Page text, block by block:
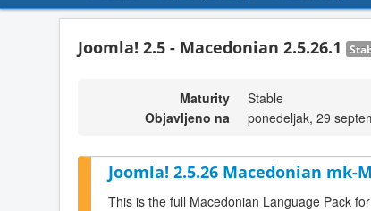
Joomla! 2.5 - Macedonian 2.5.26.1
Maturity
Stable
Objavljeno na
ponedeljak, 29
Joomla! 2.5.26 Macedonian mk-
This is the full Macedonian Language Pack